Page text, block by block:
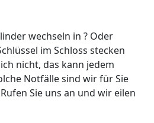
wechseln in ? Oder
im Schloss stecken
nicht, das kann jedem
Notfälle sind wir für Sie
Sie uns an und wir eilen